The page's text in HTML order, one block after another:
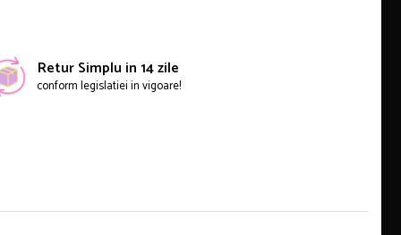
Retur Simplu in 14 zile
conform legislatiei in vigoare!